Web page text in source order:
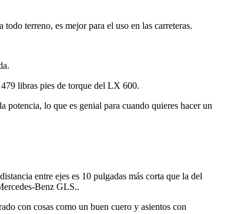
terreno, es mejor para el uso en las carreteras.
libras pies de torque del LX 600.
lo que es genial para cuando quieres hacer un
entre ejes es 10 pulgadas más corta que la del
Benz GLS..
con cosas como un buen cuero y asientos con